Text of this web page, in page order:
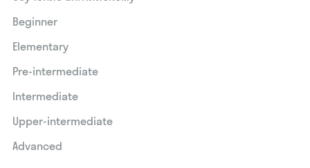
Beginner
Elementary
Pre-intermediate
Intermediate
Upper-intermediate
Advanced